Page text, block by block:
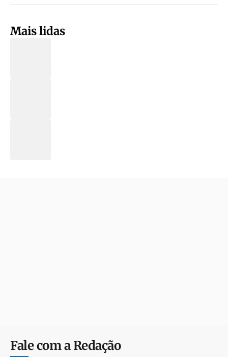
Mais lidas
Fale com a Redação